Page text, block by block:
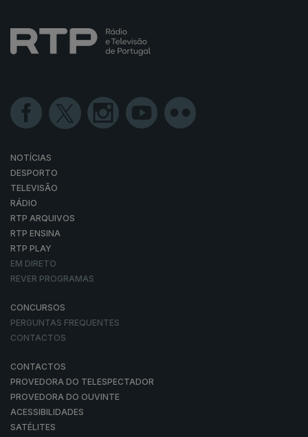
NOTÍCIAS
DESPORTO
TELEVISÃO
RÁDIO
RTP ARQUIVOS
RTP ENSINA
RTP PLAY
EM DIRETO
REVER PROGRAMAS
CONCURSOS
PERGUNTAS FREQUENTES
CONTACTOS
CONTACTOS
PROVEDORA DO TELESPECTADOR
PROVEDORA DO OUVINTE
ACESSIBILIDADES
SATÉLITES